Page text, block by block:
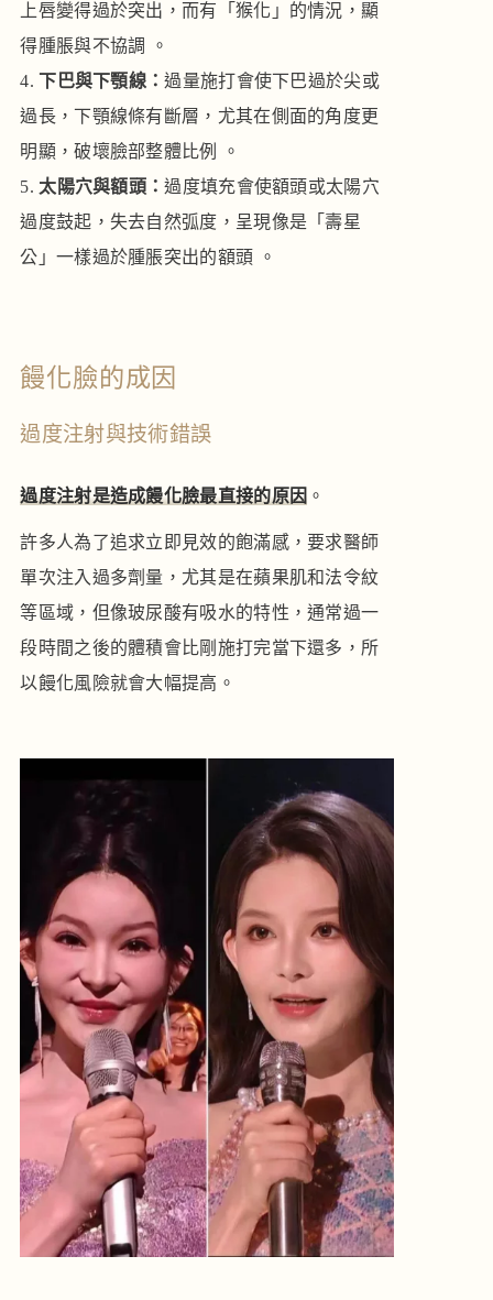
上唇變得過於突出，而有「猴化」的情況，顯
得腫脹與不協調 。
下巴與下顎線：過量施打會使下巴過於尖或
過長，下顎線條有斷層，尤其在側面的角度更
明顯，破壞臉部整體比例 。
太陽穴與額頭：過度填充會使額頭或太陽穴
過度鼓起，失去自然弧度，呈現像是「壽星
公」一樣過於腫脹突出的額頭 。
饅化臉的成因
過度注射與技術錯誤
過度注射是造成饅化臉最直接的原因 。
許多人為了追求立即見效的飽滿感，要求醫師
單次注入過多劑量，尤其是在蘋果肌和法令紋
等區域，但像玻尿酸有吸水的特性，通常過一
段時間之後的體積會比剛施打完當下還多，所
以饅化風險就會大幅提高。